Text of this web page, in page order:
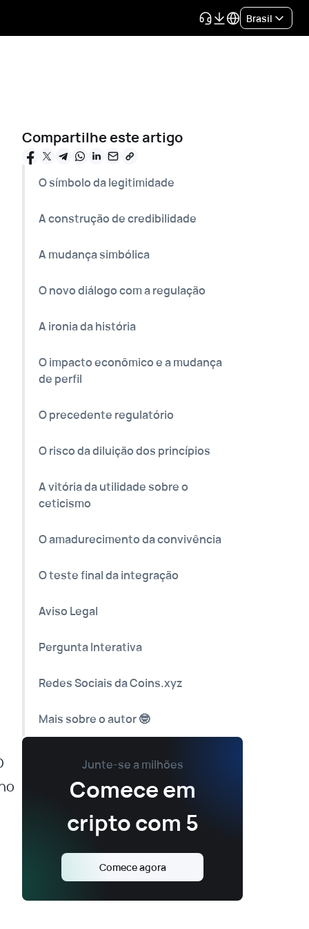
Brasil
Compartilhe este artigo
O símbolo da legitimidade
A construção de credibilidade
A mudança simbólica
O novo diálogo com a regulação
A ironia da história
O impacto econômico e a mudança
de perfil
O precedente regulatório
O risco da diluição dos princípios
A vitória da utilidade sobre o
ceticismo
O amadurecimento da convivência
O teste final da integração
Aviso Legal
Pergunta Interativa
Redes Sociais da Coins.xyz
Mais sobre o autor 🤓
Junte-se a milhões
Comece em
cripto com 5
Comece agora